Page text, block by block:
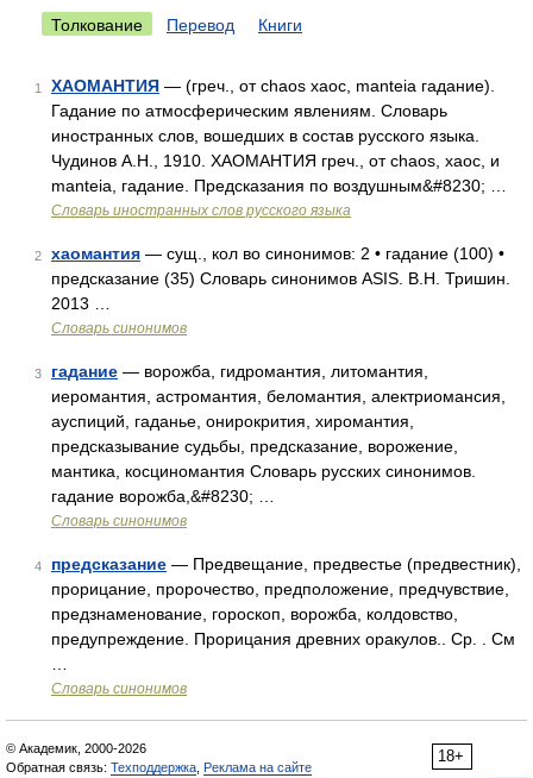
Толкование Перевод Книги
1 ХАОМАНТИЯ — (греч., от chaos хаос, manteia гадание).
Гадание по атмосферическим явлениям. Словарь
иностранных слов, вошедших в состав русского языка.
Чудинов А.Н., 1910. ХАОМАНТИЯ греч., от chaos, хаос, и
manteia, гадание. Предсказания по воздушным&#8230; …
Словарь иностранных слов русского языка
2 хаомантия — сущ., кол во синонимов: 2 • гадание (100) •
предсказание (35) Словарь синонимов ASIS. В.Н. Тришин.
2013 …
Словарь синонимов
3 гадание — ворожба, гидромантия, литомантия,
иеромантия, астромантия, беломантия, алектриомансия,
ауспиций, гаданье, онирокрития, хиромантия,
предсказывание судьбы, предсказание, ворожение,
мантика, косциномантия Словарь русских синонимов.
гадание ворожба,&#8230; …
Словарь синонимов
4 предсказание — Предвещание, предвестье (предвестник),
прорицание, пророчество, предположение, предчувствие,
предзнаменование, гороскоп, ворожба, колдовство,
предупреждение. Прорицания древних оракулов.. Ср. . См
Словарь синонимов
18+
© Академик, 2000-2026
Обратная связь: Техподдержка Реклама на сайте